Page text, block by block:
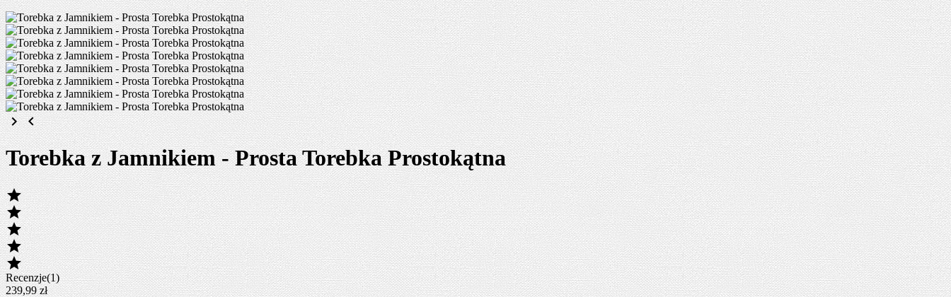
keyboard_arrow_rightkeyboard_arrow_left
Torebka z Jamnikiem - Prosta Torebka Prostokątna





Recenzje(1)
239,99 zł